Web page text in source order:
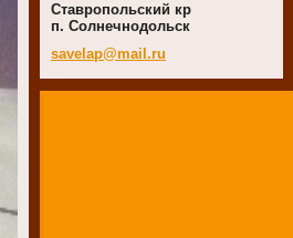
Ставропольский кр
п. Солнечнодольск
savelap@mail.ru